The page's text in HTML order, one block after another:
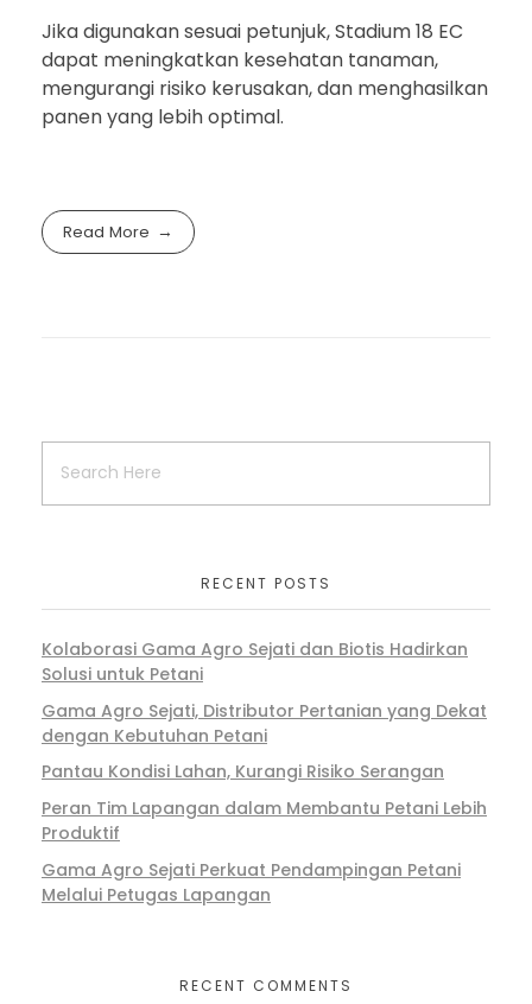
Jika digunakan sesuai petunjuk, Stadium 18 EC
dapat meningkatkan kesehatan tanaman,
mengurangi risiko kerusakan, dan menghasilkan
panen yang lebih optimal.
Read More
RECENT POSTS
Kolaborasi Gama Agro Sejati dan Biotis Hadirkan
Solusi untuk Petani
Gama Agro Sejati, Distributor Pertanian yang Dekat
dengan Kebutuhan Petani
Pantau Kondisi Lahan, Kurangi Risiko Serangan
Peran Tim Lapangan dalam Membantu Petani Lebih
Produktif
Gama Agro Sejati Perkuat Pendampingan Petani
Melalui Petugas Lapangan
RECENT COMMENTS